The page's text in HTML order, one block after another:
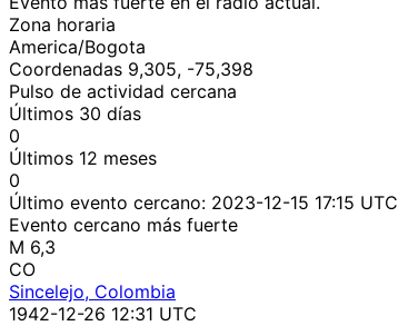
Zona horaria
America/Bogota
Coordenadas 9,305, -75,398
Pulso de actividad cercana
Últimos 30 días
0
Últimos 12 meses
0
Último evento cercano: 2023-12-15 17:15 UTC
Evento cercano más fuerte
M 6,3
CO
Sincelejo, Colombia
1942-12-26 12:31 UTC